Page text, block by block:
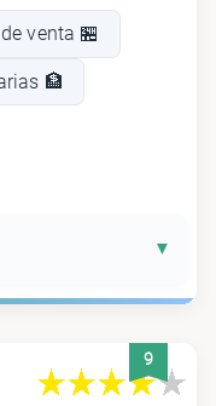
venta 🏪
🏦
9